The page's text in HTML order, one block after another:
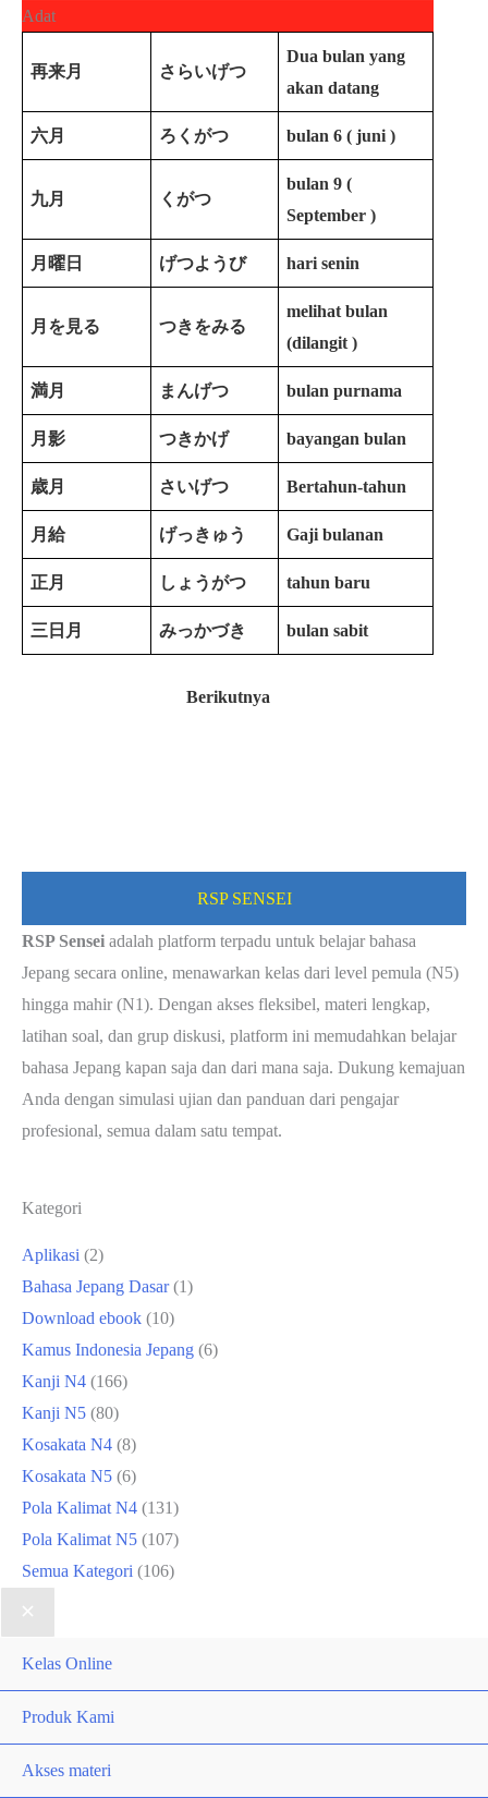
Adat
再来月 さらいげつ
Dua bulan yang
akan datang
六月 ろくがつ bulan 6 ( juni )
九月 くがつ
bulan 9 (
September )
月曜日 げつようび hari senin
月を見る つきをみる
melihat bulan
(dilangit )
満月 まんげつ bulan purnama
月影 つきかげ bayangan bulan
歳月 さいげつ Bertahun-tahun
月給 げっきゅう Gaji bulanan
正月 しょうがつ tahun baru
三日月 みっかづき bulan sabit
Berikutnya
RSP SENSEI
RSP Sensei adalah platform terpadu untuk belajar bahasa
Jepang secara online, menawarkan kelas dari level pemula (N5)
hingga mahir (N1). Dengan akses fleksibel, materi lengkap,
latihan soal, dan grup diskusi, platform ini memudahkan belajar
bahasa Jepang kapan saja dan dari mana saja. Dukung kemajuan
Anda dengan simulasi ujian dan panduan dari pengajar
profesional, semua dalam satu tempat.
Kategori
Aplikasi (2)
Bahasa Jepang Dasar(1)
Download ebook (10)
Kamus Indonesia Jepang (6)
Kanji N4 (166)
Kanji N5 (80)
Kosakata N4 (8)
Kosakata N5 (6)
Pola Kalimat N4 (131)
Pola Kalimat N5 (107)
Semua Kategori (106)
Kelas Online
Produk Kami
Akses materi